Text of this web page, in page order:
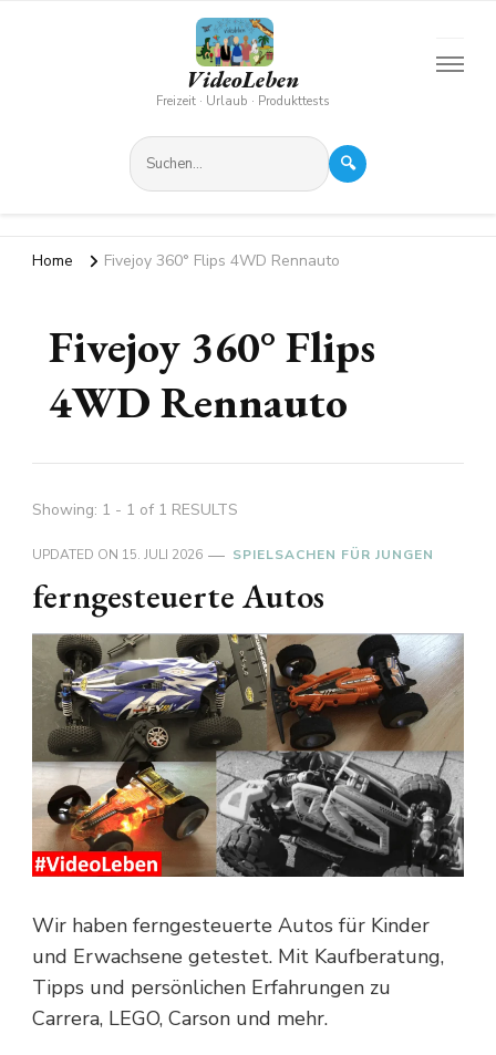
VideoLeben
Freizeit · Urlaub · Produkttests
🔍
Home Fivejoy 360° Flips 4WD Rennauto
Fivejoy 360° Flips
4WD Rennauto
Showing: 1 - 1 of 1 RESULTS
UPDATED ON 15. JULI 2026 SPIELSACHEN FÜR JUNGEN
ferngesteuerte Autos
Wir haben ferngesteuerte Autos für Kinder
und Erwachsene getestet. Mit Kaufberatung,
Tipps und persönlichen Erfahrungen zu
Carrera, LEGO, Carson und mehr.